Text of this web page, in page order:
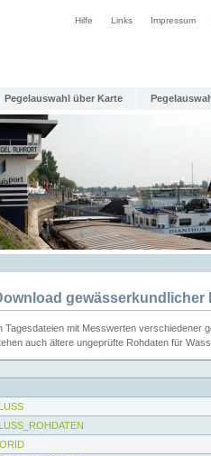
Hilfe Links Impressum
Pegelauswahl über Karte
gewässerkundlicher
Tagesdateien mit Messwerten verschiedener
auch ältere ungeprüfte Rohdaten für